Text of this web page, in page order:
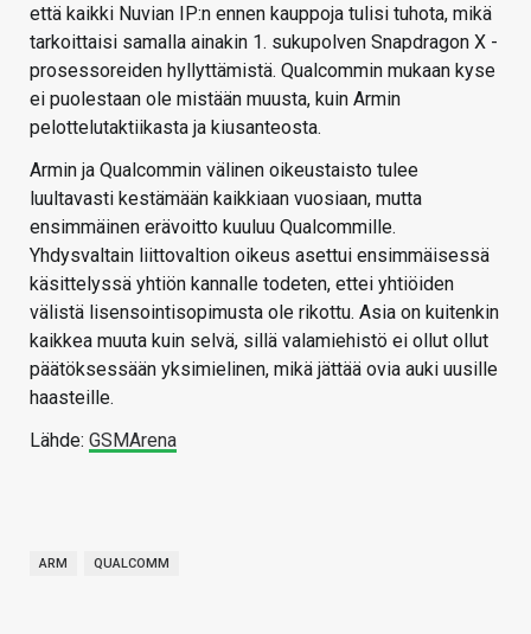
että kaikki Nuvian IP:n ennen kauppoja tulisi tuhota, mikä
tarkoittaisi samalla ainakin 1. sukupolven Snapdragon X -
prosessoreiden hyllyttämistä. Qualcommin mukaan kyse
ei puolestaan ole mistään muusta, kuin Armin
pelottelutaktiikasta ja kiusanteosta.
Armin ja Qualcommin välinen oikeustaisto tulee
luultavasti kestämään kaikkiaan vuosiaan, mutta
ensimmäinen erävoitto kuuluu Qualcommille.
Yhdysvaltain liittovaltion oikeus asettui ensimmäisessä
käsittelyssä yhtiön kannalle todeten, ettei yhtiöiden
välistä lisensointisopimusta ole rikottu. Asia on kuitenkin
kaikkea muuta kuin selvä, sillä valamiehistö ei ollut ollut
päätöksessään yksimielinen, mikä jättää ovia auki uusille
haasteille.
Lähde: GSMArena
ARM QUALCOMM